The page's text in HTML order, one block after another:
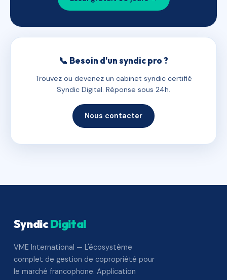
📞 Besoin d'un syndic pro ?
Trouvez ou devenez un cabinet syndic certifié
Syndic Digital. Réponse sous 24h.
Nous contacter
SyndicDigital
VME International — L'écosystème
complet de gestion de copropriété pour
le marché francophone. Application